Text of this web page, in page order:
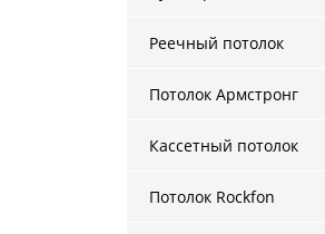
Реечный потолок
Потолок Армстронг
Кассетный потолок
Потолок Rockfon